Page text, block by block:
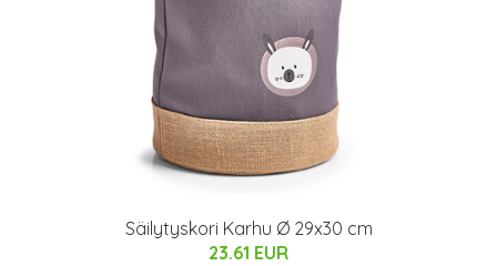
Säilytyskori Karhu Ø 29x30 cm
23.61 EUR